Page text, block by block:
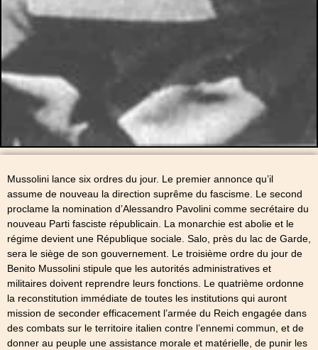
Mussolini lance six ordres du jour. Le premier annonce qu’il
assume de nouveau la direction suprême du fascisme. Le second
proclame la nomination d’Alessandro Pavolini comme secrétaire du
nouveau Parti fasciste républicain. La monarchie est abolie et le
régime devient une République sociale. Salo, près du lac de Garde,
sera le siège de son gouvernement. Le troisième ordre du jour de
Benito Mussolini stipule que les autorités administratives et
militaires doivent reprendre leurs fonctions. Le quatrième ordonne
la reconstitution immédiate de toutes les institutions qui auront
mission de seconder efficacement l’armée du Reich engagée dans
des combats sur le territoire italien contre l’ennemi commun, et de
donner au peuple une assistance morale et matérielle, de punir les